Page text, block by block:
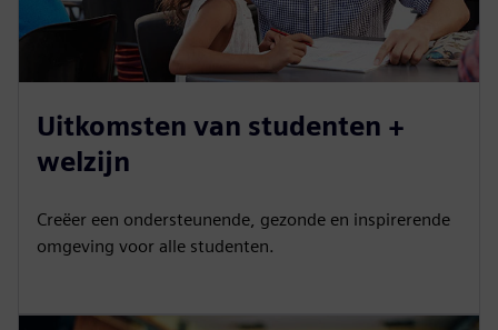
Uitkomsten van studenten +
welzijn
Creëer een ondersteunende, gezonde en inspirerende
omgeving voor alle studenten.